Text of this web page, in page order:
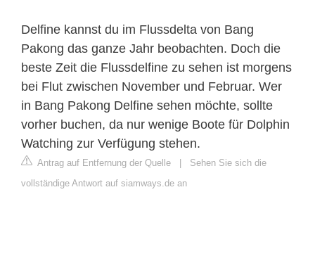
Delfine kannst du im Flussdelta von Bang
Pakong das ganze Jahr beobachten. Doch die
beste Zeit die Flussdelfine zu sehen ist morgens
bei Flut zwischen November und Februar. Wer
in Bang Pakong Delfine sehen möchte, sollte
vorher buchen, da nur wenige Boote für Dolphin
Watching zur Verfügung stehen.
Antrag auf Entfernung der Quelle
Sehen Sie sich die
vollständige Antwort auf siamways.de an